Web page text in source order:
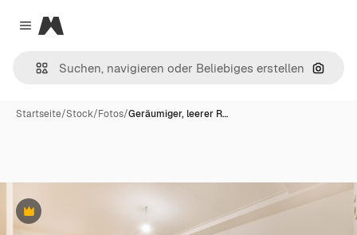
Close menu
Magnific
Nach
Startseite/Stock/Fotos/Geräumiger, leerer R…
Premium